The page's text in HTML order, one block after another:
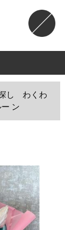
し わくわ
ン